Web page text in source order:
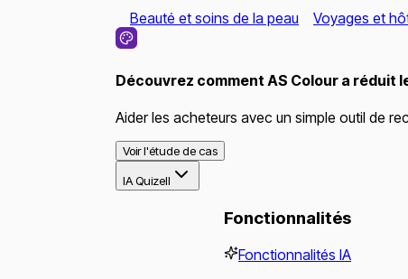
Beauté et soins de la peau Voyages et
Découvrez comment AS Colour a réduit
Aider les acheteurs avec un simple outil de
Voir l'étude de cas
IA Quizell
Fonctionnalités
Fonctionnalités IA